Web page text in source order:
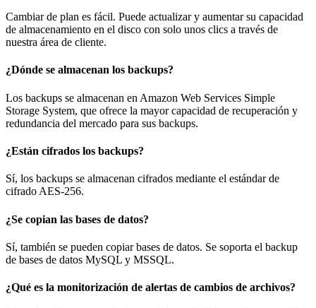
Cambiar de plan es fácil. Puede actualizar y aumentar su capacidad
de almacenamiento en el disco con solo unos clics a través de
nuestra área de cliente.
¿Dónde se almacenan los backups?
Los backups se almacenan en Amazon Web Services Simple
Storage System, que ofrece la mayor capacidad de recuperación y
redundancia del mercado para sus backups.
¿Están cifrados los backups?
Sí, los backups se almacenan cifrados mediante el estándar de
cifrado AES-256.
¿Se copian las bases de datos?
Sí, también se pueden copiar bases de datos. Se soporta el backup
de bases de datos MySQL y MSSQL.
¿Qué es la monitorización de alertas de cambios de archivos?